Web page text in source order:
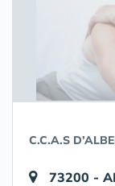
C.C.A.S
73200 -